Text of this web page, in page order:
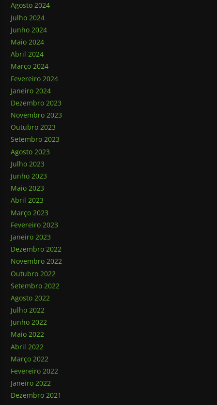
Agosto 2024
Julho 2024
Junho 2024
Maio 2024
Abril 2024
Março 2024
Fevereiro 2024
Janeiro 2024
Dezembro 2023
Novembro 2023
Outubro 2023
Setembro 2023
Agosto 2023
Julho 2023
Junho 2023
Maio 2023
Abril 2023
Março 2023
Fevereiro 2023
Janeiro 2023
Dezembro 2022
Novembro 2022
Outubro 2022
Setembro 2022
Agosto 2022
Julho 2022
Junho 2022
Maio 2022
Abril 2022
Março 2022
Fevereiro 2022
Janeiro 2022
Dezembro 2021